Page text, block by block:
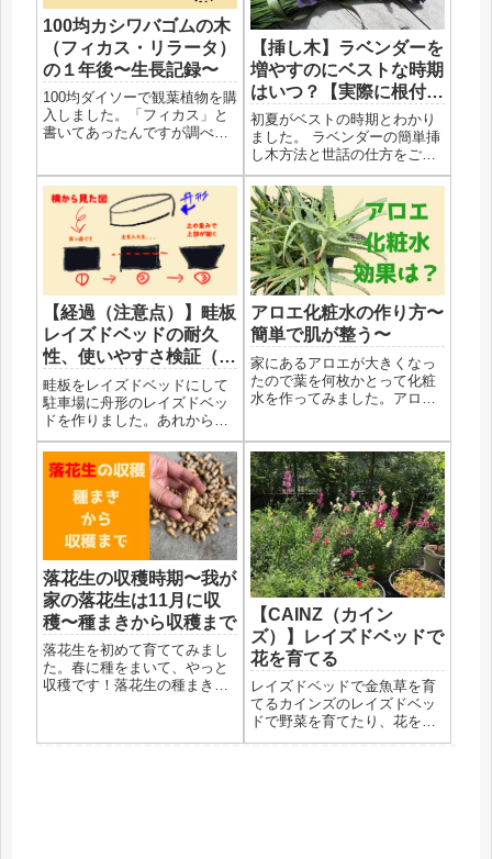
100均カシワバゴムの木
（フィカス・リラータ）
の１年後〜生長記録〜
100均ダイソーで観葉植物を購
入しました。「フィカス」と
書いてあったんですが調べる
ようです。途中、瀕死の状態
から脱出した１年後の様子を
お届けします。カシワバゴム
の木（フィカス・リラータ）
と...
【挿し木】ラベンダーを
増やすのにベストな時期
はいつ？【実際に根付い
たラベンダー写真あり】
初夏がベストの時期とわかり
ました。 ラベンダーの簡単挿
し木方法と世話の仕方をご紹
介します。 春先に、香りがと
っても素敵なレースラベンダ
ーを購入しました。 １ポッ
ト、１９８円という値段にも
惹かれました。 とりあえず、
家の空いた鉢に植え替えた
の...
【経過（注意点）】畦板
レイズドベッドの耐久
性、使いやすさ検証（図
解あり）
畦板をレイズドベッドにして
駐車場に舟形のレイズドベッ
ドを作りました。あれから半
年経った経過と注意点をご紹
介します。畦板レイズドベッ
ドの問題点は？畦板でレイズ
ドベッドを作って家庭菜園を
楽しんでます♪駐車場で何もな
かった砂利のスペースで野菜
を作...
アロエ化粧水の作り方〜
簡単で肌が整う〜
家にあるアロエが大きくなっ
たので葉を何枚かとって化粧
水を作ってみました。アロエ
ひどかったです。今でも、肌
は弱い方で、化粧水や化粧品
には気をつけなければすぐ刺
激で痒くなったり、赤くなっ
たり、...
落花生の収穫時期〜我が
家の落花生は11月に収
穫〜種まきから収穫まで
落花生を初めて育ててみまし
た。春に種をまいて、やっと
収穫です！落花生の種まき落
【CAINZ（カイン
ズ）】レイズドベッドで
花を育てる
レイズドベッドで金魚草を育
てるカインズのレイズドベッ
ドで野菜を育てたり、花を育
てたり、楽しんでいます♪今回